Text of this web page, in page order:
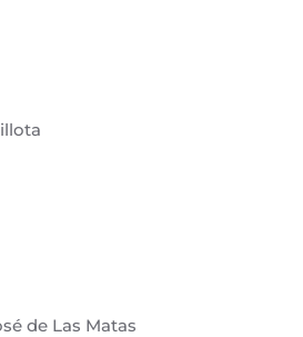
de Las Matas